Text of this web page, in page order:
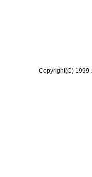
Copyright(C)